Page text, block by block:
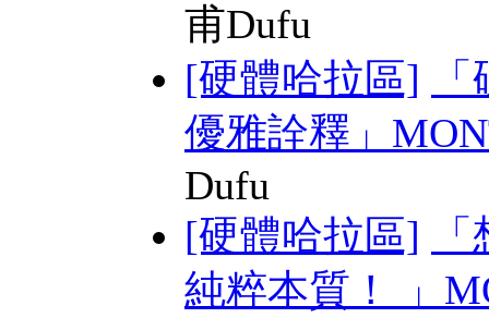
甫Dufu
[硬體哈拉區]
優雅詮釋」
Dufu
[硬體哈拉區]
純粹本質！ 」